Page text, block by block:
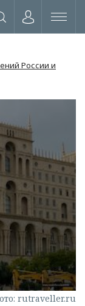
России и
rutraveller.ru